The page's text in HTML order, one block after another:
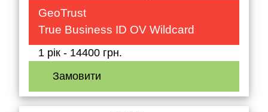
GeoTrust
True Business ID OV Wildcard
1 рік - 14400 грн.
Замовити